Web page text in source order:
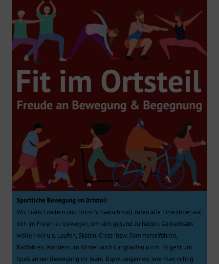
Sportliche Bewegung im Ortsteil
Wir, Frank Löwlein und Horst Schaarschmidt, rufen alle Einwohner auf,
sich im Freien zu bewegen, um sich gesund zu halten. Gemeinsam
wollen wir u.a. Laufen, Skaten, Cross- bzw. Sommerskifahren,
Radfahren, Wandern, im Winter auch Langlaufen u.v.m. Es geht um
Spaß an der Bewegung im Team. Bspw. zeigen wir, wie man richtig